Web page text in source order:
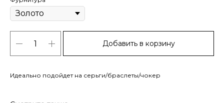
Добавить в корзину
Идеально подойдет на серьги/браслеты/чокер